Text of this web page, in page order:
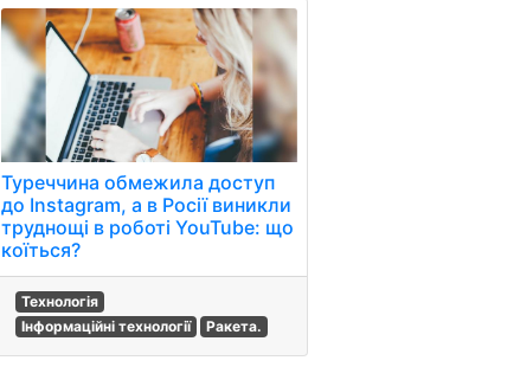
Туреччина обмежила доступ
до Instagram, а в Росії виникли
труднощі в роботі YouTube: що
коїться?
Технологія
Інформаційні технології
Ракета.